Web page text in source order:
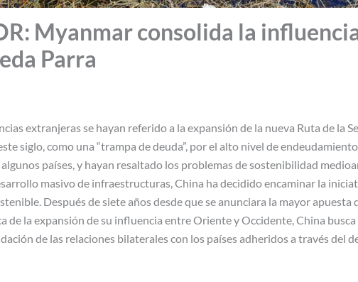
Myanmar consolida la
Parra
extranjeras se hayan referido a la expansión de la nueva Ruta de la
siglo, como una “trampa de deuda”, por el alto nivel de
países, y hayan resaltado los problemas de sostenibilidad
masivo de infraestructuras, China ha decidido encaminar la
Después de siete años desde que se anunciara la mayor apuesta
de la expansión de su influencia entre Oriente y Occidente, China
de las relaciones bilaterales con los países adheridos a través del